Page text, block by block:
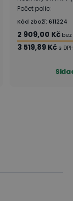
Počet polic:
Kód zboží: 611224
2 909,00 Kč bez
3 519,89 Kč s